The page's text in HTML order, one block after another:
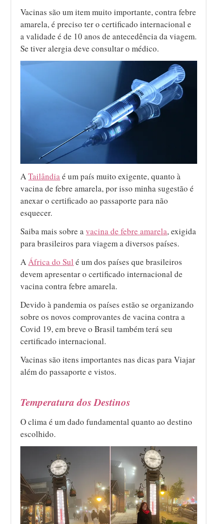
Vacinas são um item muito importante, contra febre
amarela, é preciso ter o certificado internacional e
a validade é de 10 anos de antecedência da viagem.
Se tiver alergia deve consultar o médico.
ATailândiaé um país muito exigente, quanto à
vacina de febre amarela, por isso minha sugestão é
anexar o certificado ao passaporte para não
esquecer.
Saiba mais sobre avacina de febre amarela, exigida
para brasileiros para viagem a diversos países.
AÁfrica do Sul é um dos países que brasileiros
devem apresentar o certificado internacional de
vacina contra febre amarela.
Devido à pandemia os países estão se organizando
sobre os novos comprovantes de vacina contra a
Covid 19, em breve o Brasil também terá seu
certificado internacional.
Vacinas são itens importantes nas dicas para Viajar
além do passaporte e vistos.
Temperatura dos Destinos
O clima é um dado fundamental quanto ao destino
escolhido.